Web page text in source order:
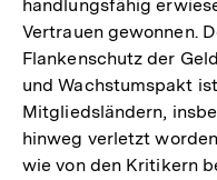
handlungsfähig
Vertrauen gewonnen.
Flankenschutz der
und Wachstumspakt
Mitgliedsländern,
hinweg verletzt
wie von den Kritikern